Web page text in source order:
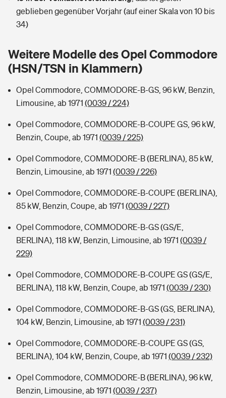
Tools
Wer versichert was: Jetzt Versicherer finden
Sie haben Fragen?
Handyversicherung
Musikinstrumentenversicherung
Zur Übersicht
Tools
Kinderunfall-Check: Mehr Sicherheit für deine Kids
Sie haben Fragen?
Sie haben Fragen?
geblieben gegenüber Vorjahr (auf einer Skala von 10 bis
34)
Weitere Modelle des Opel Commodore
(HSN/TSN in Klammern)
Opel Commodore, COMMODORE-B-GS, 96 kW, Benzin,
Limousine, ab 1971 (0039 / 224)
Opel Commodore, COMMODORE-B-COUPE GS, 96 kW,
Benzin, Coupe, ab 1971 (0039 / 225)
Opel Commodore, COMMODORE-B (BERLINA), 85 kW,
Benzin, Limousine, ab 1971 (0039 / 226)
Opel Commodore, COMMODORE-B-COUPE (BERLINA),
85 kW, Benzin, Coupe, ab 1971 (0039 / 227)
Opel Commodore, COMMODORE-B-GS (GS/E,
BERLINA), 118 kW, Benzin, Limousine, ab 1971 (0039 /
229)
Opel Commodore, COMMODORE-B-COUPE GS (GS/E,
BERLINA), 118 kW, Benzin, Coupe, ab 1971 (0039 / 230)
Opel Commodore, COMMODORE-B-GS (GS, BERLINA),
104 kW, Benzin, Limousine, ab 1971 (0039 / 231)
Opel Commodore, COMMODORE-B-COUPE GS (GS,
BERLINA), 104 kW, Benzin, Coupe, ab 1971 (0039 / 232)
Opel Commodore, COMMODORE-B (BERLINA), 96 kW,
Benzin, Limousine, ab 1971 (0039 / 237)